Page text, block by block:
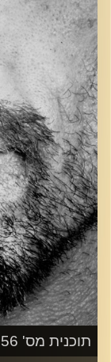
כל מה שחי, אמיתי
עם שמוליק רגב.
קרדיט תמונות:
תוכנית מס' 156